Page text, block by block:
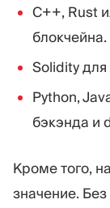
C++, Rust
блокчейна.
Solidity для
Python,
бэкэнда и
Кроме того,
значение.